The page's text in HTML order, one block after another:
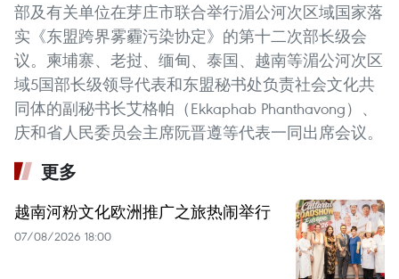
部及有关单位在芽庄市联合举行湄公河次区域国家落
实《东盟跨界雾霾污染协定》的第十二次部长级会
议。柬埔寨、老挝、缅甸、泰国、越南等湄公河次区
域5国部长级领导代表和东盟秘书处负责社会文化共
同体的副秘书长艾格帕（Ekkaphab Phanthavong）、
庆和省人民委员会主席阮晋遵等代表一同出席会议。
更多
越南河粉文化欧洲推广之旅热闹举行
07/08/2026 18:00